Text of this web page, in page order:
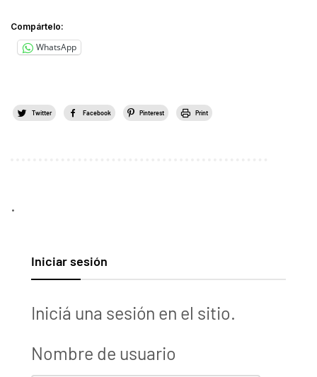
Compártelo:
WhatsApp
Twitter Facebook Pinterest Print
.
Iniciar sesión
Iniciá una sesión en el sitio.
Nombre de usuario